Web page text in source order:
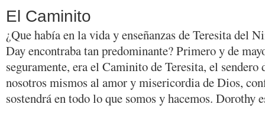
El Caminito
¿Que había en la vida y enseñanzas de Teresita del
Day encontraba tan predominante? Primero y de
seguramente, era el Caminito de Teresita, el sendero
nosotros mismos al amor y misericordia de Dios,
sostendrá en todo lo que somos y hacemos. Dorothy